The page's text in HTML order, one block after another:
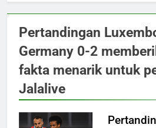
Pertandingan
Germany 0-2
fakta menarik untuk
Jalalive